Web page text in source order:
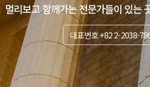
멀리보고 함께가는 전문가들이 있는
대표번호 +82 2-2038-